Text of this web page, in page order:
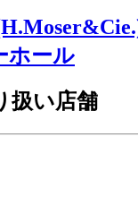
ホール
扱い店舗